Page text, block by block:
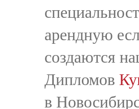
арендную
создаются
Дипломов
в